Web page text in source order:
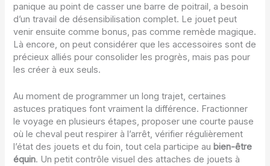
panique au point de casser une barre de poitrail, a besoin
d’un travail de désensibilisation complet. Le jouet peut
venir ensuite comme bonus, pas comme remède magique.
Là encore, on peut considérer que les accessoires sont de
précieux alliés pour consolider les progrès, mais pas pour
les créer à eux seuls.
Au moment de programmer un long trajet, certaines
astuces pratiques font vraiment la différence. Fractionner
le voyage en plusieurs étapes, proposer une courte pause
où le cheval peut respirer à l’arrêt, vérifier régulièrement
l’état des jouets et du foin, tout cela participe au bien-être
équin. Un petit contrôle visuel des attaches de jouets à